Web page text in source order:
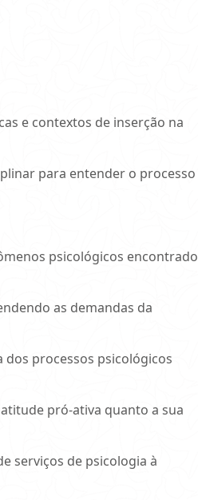
e contextos de inserção na
para entender o processo
psicológicos
as demandas da
processos psicológicos
pró-ativa quanto a sua
serviços de psicologia à